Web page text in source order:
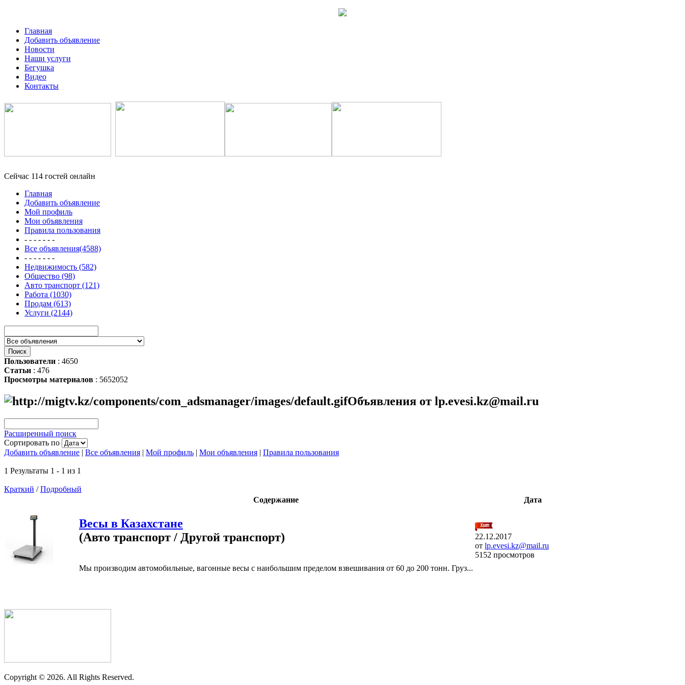
Главная
Добавить объявление
Новости
Наши услуги
Бегушка
Видео
Контакты
Сейчас 114 гостей онлайн
Главная
Добавить объявление
Мой профиль
Мои объявления
Правила пользования
- - - - - - -
Все объявления(4588)
- - - - - - -
Недвижимость (582)
Общество (98)
Авто транспорт (121)
Работа (1030)
Продам (613)
Услуги (2144)
Пользователи : 4650
Статьи : 476
Просмотры материалов : 5652052
Объявления от lp.evesi.kz@mail.ru
Расширенный поиск
Сортировать по
Добавить объявление | Все объявления | Мой профиль | Мои объявления | Правила пользования
1 Результаты 1 - 1 из 1
Краткий /Подробный
Содержание
Дата
Весы в Казахстане
(Авто транспорт / Другой транспорт)
Мы производим автомобильные, вагонные весы с наибольшим пределом взвешивания от 60 до 200 тонн. Груз...
22.12.2017
от lp.evesi.kz@mail.ru
5152 просмотров
Copyright © 2026. All Rights Reserved.